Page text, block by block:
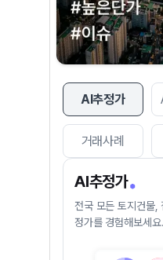
AI추정가
거래사례
AI추정가
전국 모든 토지건물,
정가를 경험해보세요.